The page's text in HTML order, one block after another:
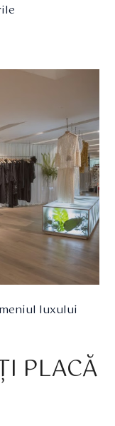
luxului
PLACĂ